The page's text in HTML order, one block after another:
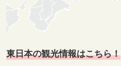
東日本の観光情報はこちら！